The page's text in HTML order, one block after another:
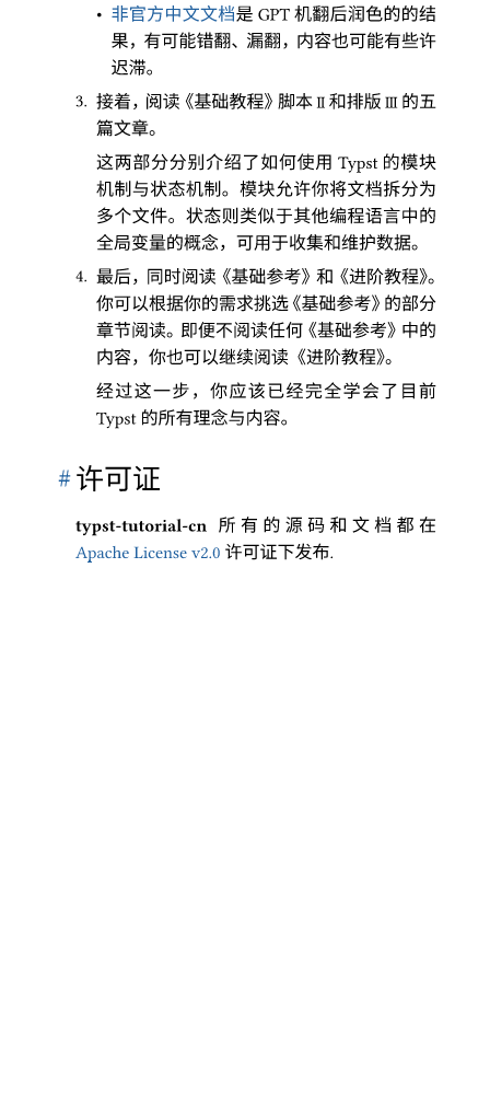
• 非官方中文文档是 GPT 机翻后润色的的结
果， 有可能错翻、 漏翻 ， 内容也可能有些许
迟滞。
3. 接着， 阅读 《基础教程》脚本Ⅱ和排版 Ⅲ的五
篇文章。
这两部分分别介绍了如何使用 Typst的模块
机制与状态机制。模块允许你将文档拆分为
多个文件。 状态则类似于其他编程语言中的
全局变量的概念， 可用于收集和维护数据。
4. 最后， 同时阅读 《基础参考》和 《进阶教程》。
你可以根据你的需求挑选《基础参考》 的部分
章节阅读。 即便不阅读任何《基础参考》 中的
内容， 你也可以继续阅读 《进阶教程》。
经过这一步 ，你应该已经完全学会了目前
Typst的所有理念与内容。
#许可证
typst-tutorial-cn 所有的源码和文档都在
Apache License v2.0许可证下发布.